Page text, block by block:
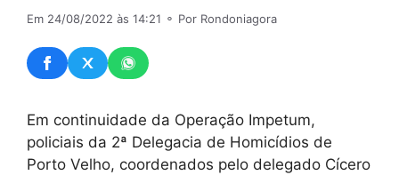
Em 24/08/2022 às 14:21 ⚬ Por Rondoniagora
Em continuidade da Operação Impetum,
policiais da 2ª Delegacia de Homicídios de
Porto Velho, coordenados pelo delegado Cícero